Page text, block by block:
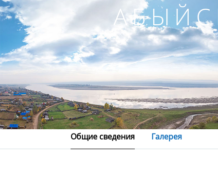
Общие сведения Галерея